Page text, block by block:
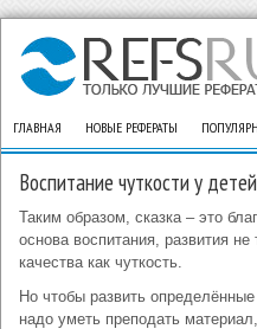
ГЛАВНАЯ НОВЫЕ РЕФЕРАТЫ
Воспитание чуткости у
Таким образом, сказка – это
основа воспитания, развития
качества как чуткость.
Но чтобы развить
надо уметь преподать